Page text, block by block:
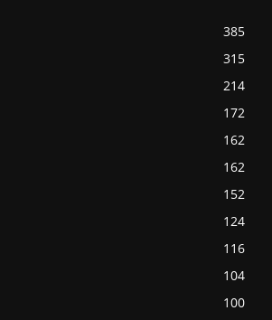
385
315
214
172
162
162
152
124
116
104
100